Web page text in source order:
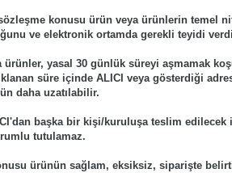
konusu ürün veya ürünlerin temel
ve elektronik ortamda gerekli teyidi
yasal 30 günlük süreyi aşmamak
süre içinde ALICI veya gösterdiği
daha uzatılabilir.
başka bir kişi/kuruluşa teslim
tutulamaz.
ürünün sağlam, eksiksiz, siparişte